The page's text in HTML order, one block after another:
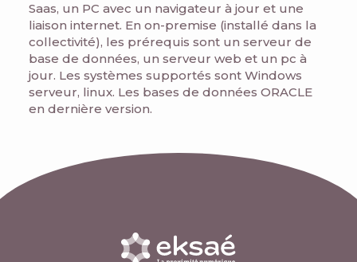
Saas, un PC avec un navigateur à jour et une
liaison internet. En on-premise (installé dans la
collectivité), les prérequis sont un serveur de
base de données, un serveur web et un pc à
jour. Les systèmes supportés sont Windows
serveur, linux. Les bases de données ORACLE
en dernière version.